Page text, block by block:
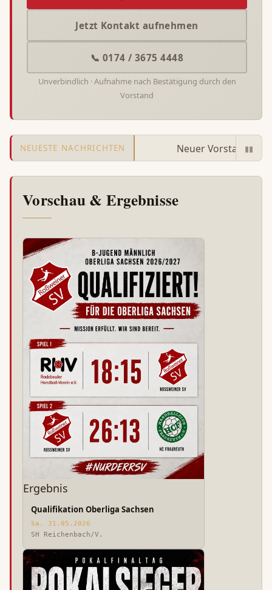
Jetzt Kontakt aufnehmen
📞 0174 / 3675 4448
Unverbindlich · Aufnahme nach Bestätigung durch den
Vorstand
NEUESTE NACHRICHTEN
Sicherheit geht vor 🩹💪 Neuer Vorstand beim
▮▮
Vorschau & Ergebnisse
Ergebnis
Qualifikation Oberliga Sachsen
Sa. 31.05.2026
SH Reichenbach/V.